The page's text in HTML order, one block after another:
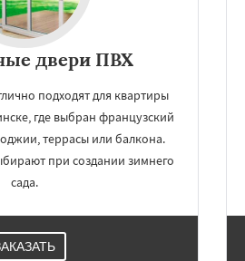
двери ПВХ
подходят для квартиры
где выбран французский
террасы или балкона.
при создании зимнего
сада.